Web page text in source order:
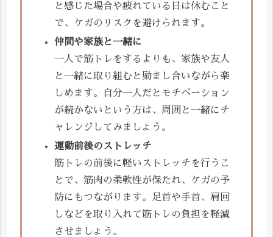
と感じた場合や疲れている日は休むこと
で、ケガのリスクを避けられます。
仲間や家族と一緒に
一人で筋トレをするよりも、家族や友人
と一緒に取り組むと励まし合いながら楽
しめます。自分一人だとモチベーション
が続かないという方は、周囲と一緒にチ
ャレンジしてみましょう。
運動前後のストレッチ
筋トレの前後に軽いストレッチを行うこ
とで、筋肉の柔軟性が保たれ、ケガの予
防にもつながります。足首や手首、肩回
しなどを取り入れて筋トレの負担を軽減
させましょう。